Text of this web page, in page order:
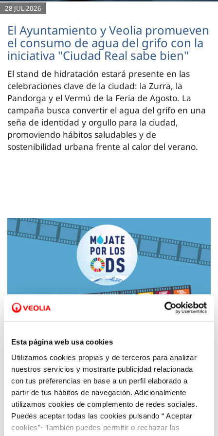
Esta página web usa cookies
Utilizamos cookies propias y de terceros para analizar
nuestros servicios y mostrarte publicidad relacionada
con tus preferencias en base a un perfil elaborado a
partir de tus hábitos de navegación. Adicionalmente
utilizamos cookies de complemento de redes sociales.
Puedes aceptar todas las cookies pulsando “ Aceptar
cookies”· También puedes permitir o rechazar las
28 JUL 2026
El Ayuntamiento y Veolia promueven
el consumo de agua del grifo con la
iniciativa "Ciudad Real sabe bien"
El stand de hidratación estará presente en las
celebraciones clave de la ciudad: la Zurra, la
Pandorga y el Vermú de la Feria de Agosto. La
campaña busca convertir el agua del grifo en una
seña de identidad y orgullo para la ciudad,
promoviendo hábitos saludables y de
sostenibilidad urbana frente al calor del verano.
02 MAR 2021
En marcha la nueva edición de ‘Mójate por
los ODS’, el concurso de vídeo de Aquona
para contribuir con los Objetivos de
Desarrollo Sostenible